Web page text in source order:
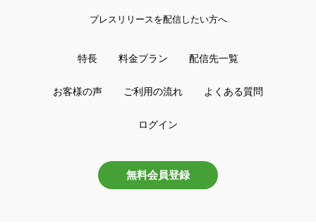
プレスリリースを配信したい方へ
特長 料金プラン 配信先一覧
お客様の声 ご利用の流れ よくある質問
ログイン
無料会員登録